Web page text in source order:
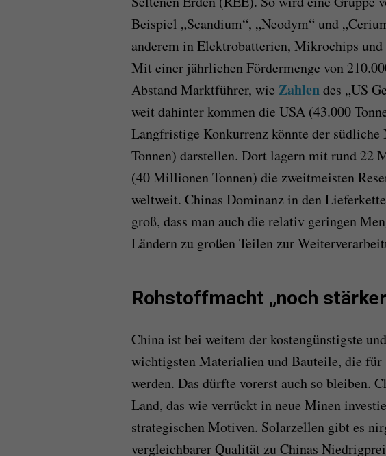
Beispiel „Scandium“, „Neodym“ und „
anderem in Elektrobatterien, Mikrochips und
Mit einer jährlichen Fördermenge von
Abstand Marktführer, wie Zahlendes „US
weit dahinter kommen die USA (43.000
Langfristige Konkurrenz könnte der südliche
Tonnen) darstellen. Dort lagern mit rund 22
(40 MillionenTonnen) die zweitmeisten
weltweit. Chinas Dominanz in den
groß, dass man auchdie relativ geringen
Ländern zu großen Teilenzur
Rohstoffmacht „noch
China ist bei weitem der kostengünstigste
wichtigsten Materialien und Bauteile, die für
werden. Das dürfte vorerst auch so bleiben.
Land, das wie verrückt in neue Minen
strategischen Motiven. Solarzellen gibt es
vergleichbarer Qualität zu Chinas